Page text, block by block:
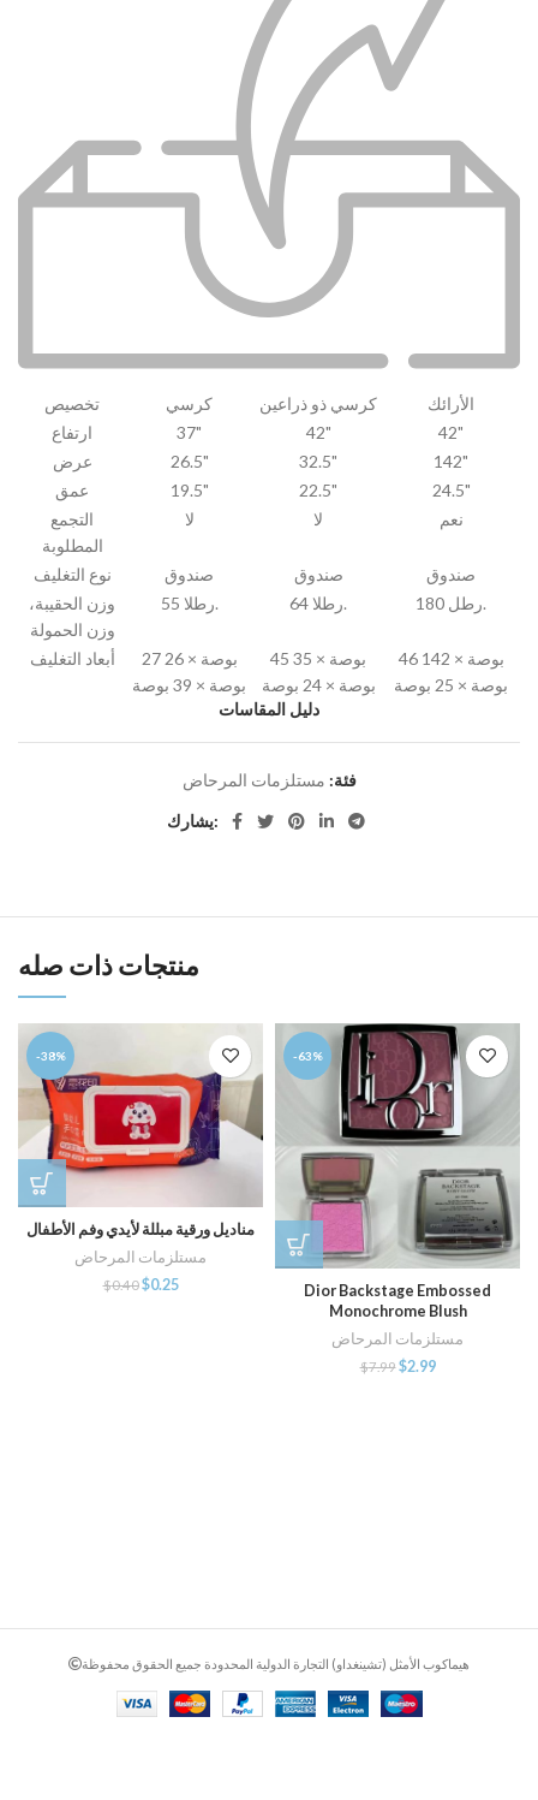
تخصيص كرسي كرسي ذو ذراعين
الأرائك
ارتفاع
37" 42"
42"
عرض
26.5" 32.5"
142"
عمق
19.5" 22.5"
24.5"
التجمع
المطلوبة
لا لا نعم
نوع التغليف صندوق صندوق
صندوق
وزن الحقيبة،
وزن الحمولة
55 رطلا. 64 رطلا. 180 رطل.
أبعاد التغليف
27 بوصة × 26
بوصة × 39 بوصة
45 بوصة × 35
بوصة × 24 بوصة
46 بوصة × 142
بوصة × 25 بوصة
دليل المقاسات
فئة: مستلزمات المرحاض
يشارك:
منتجات ذات صله
-38%
مناديل ورقية مبللة لأيدي وفم الأطفال
مستلزمات المرحاض
$0.40$0.25
-63%
Dior Backstage Embossed
Monochrome Blush
مستلزمات المرحاض
$7.99$2.99
هيماكوب الأمثل (تشينغداو) التجارة الدولية المحدودة جميع الحقوق محفوظة